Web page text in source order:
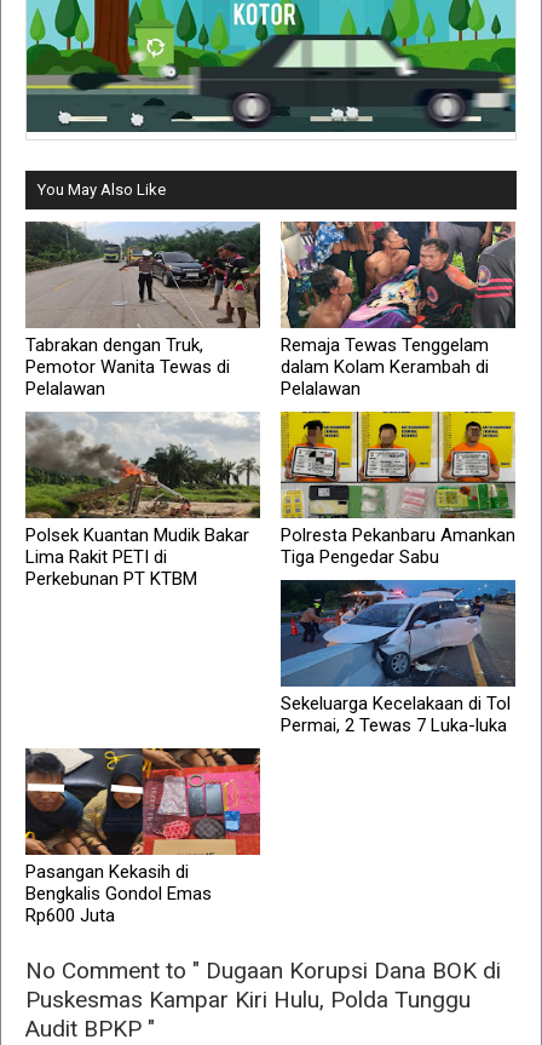
You May Also Like
Tabrakan dengan Truk,
Pemotor Wanita Tewas di
Pelalawan
Remaja Tewas Tenggelam
dalam Kolam Kerambah di
Pelalawan
Polsek Kuantan Mudik Bakar
Lima Rakit PETI di
Perkebunan PT KTBM
Polresta Pekanbaru Amankan
Tiga Pengedar Sabu
Sekeluarga Kecelakaan di Tol
Permai, 2 Tewas 7 Luka-luka
Pasangan Kekasih di
Bengkalis Gondol Emas
Rp600 Juta
No Comment to " Dugaan Korupsi Dana BOK di
Puskesmas Kampar Kiri Hulu, Polda Tunggu
Audit BPKP "